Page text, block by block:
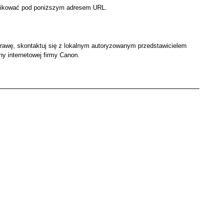
pod poniższym adresem URL.
skontaktuj się z lokalnym autoryzowanym przedstawicielem
internetowej firmy Canon.